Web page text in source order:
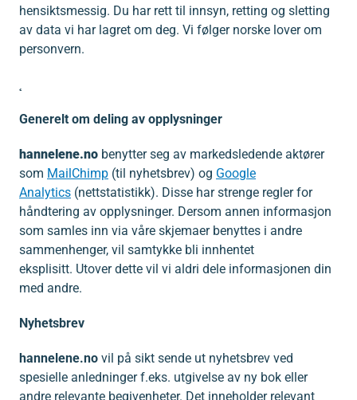
hensiktsmessig. Du har rett til innsyn, retting og sletting
av data vi har lagret om deg. Vi følger norske lover om
personvern.
Generelt om deling av opplysninger
hannelene.no benytter seg av markedsledende aktører
som MailChimp (til nyhetsbrev) og Google
Analytics (nettstatistikk). Disse har strenge regler for
håndtering av opplysninger. Dersom annen informasjon
som samles inn via våre skjemaer benyttes i andre
sammenhenger, vil samtykke bli innhentet
eksplisitt. Utover dette vil vi aldri dele informasjonen din
med andre.
Nyhetsbrev
hannelene.no vil på sikt sende ut nyhetsbrev ved
spesielle anledninger f.eks. utgivelse av ny bok eller
andre relevante begivenheter. Det inneholder relevant